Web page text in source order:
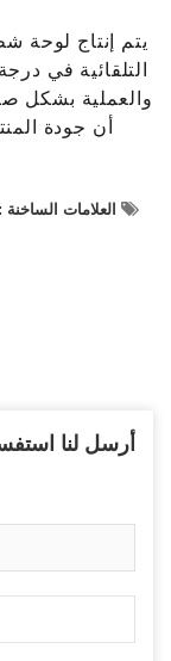
يتم إنتاج لوحة
التلقائية في
والعملية بشكل
أن جودة
العلامات الساخنة :
أرسل لنا